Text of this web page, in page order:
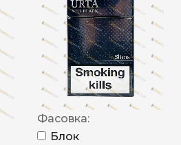
Фасовка:
Блок